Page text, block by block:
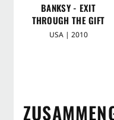
BANKSY - EXIT
THROUGH THE GIFT
SHOP
USA | 2010